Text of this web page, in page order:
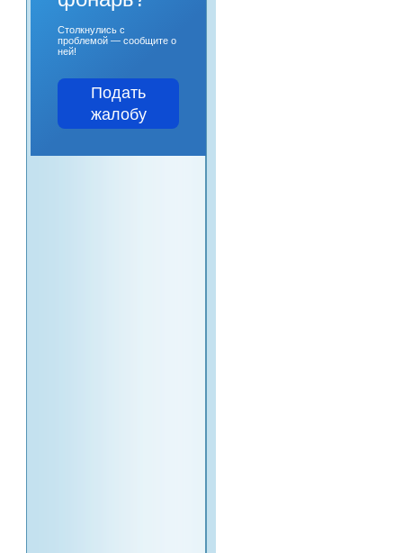
Столкнулись с
проблемой — сообщите о
ней!
Подать
жалобу